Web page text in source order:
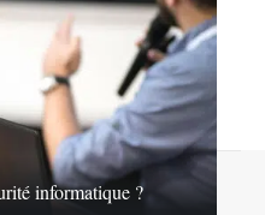
informatique ?
Sitemap